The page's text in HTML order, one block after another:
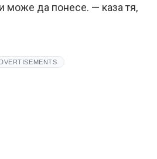
може да понесе. — каза тя,